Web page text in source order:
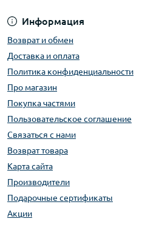
Информация
Возврат и обмен
Доставка и оплата
Политика конфиденциальности
Про магазин
Покупка частями
Пользовательское соглашение
Связаться с нами
Возврат товара
Карта сайта
Производители
Подарочные сертификаты
Акции